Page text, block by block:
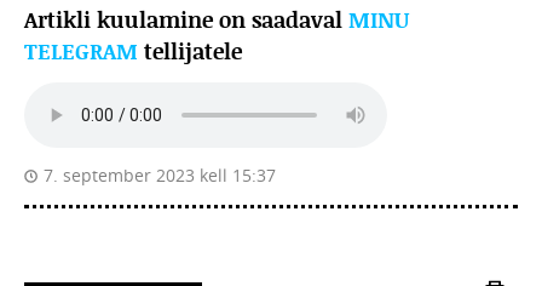
Artikli kuulamine on saadaval MINU
TELEGRAM tellijatele
7. september 2023 kell 15:37